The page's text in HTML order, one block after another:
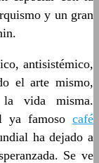
y un gran
antisistémico,
el arte mismo,
vida misma.
ya famoso café
ha dejado a
Se ve